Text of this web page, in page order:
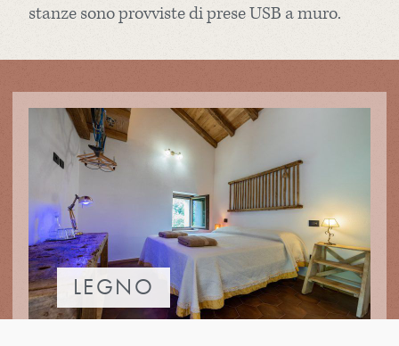
stanze sono provviste di prese USB a muro.
LEGNO